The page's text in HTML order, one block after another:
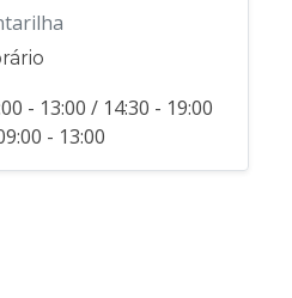
- 13:00 / 14:30 - 19:00
- 13:00